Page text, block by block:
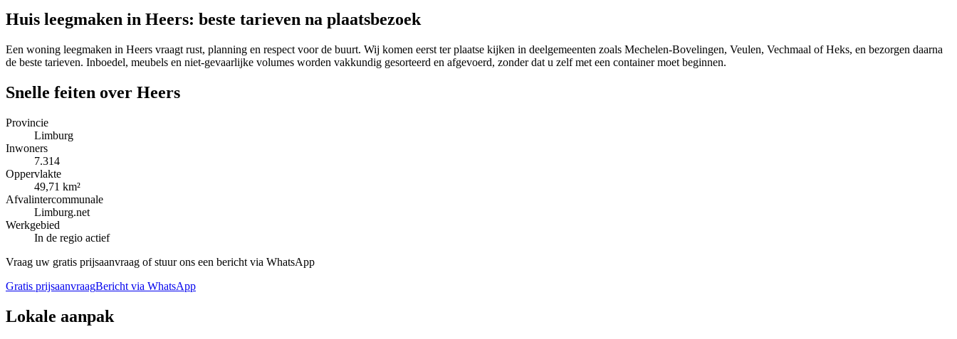
Huis leegmaken in Heers: beste tarieven na plaatsbezoek
Een woning leegmaken in Heers vraagt rust, planning en respect voor de buurt. Wij komen eerst ter plaatse kijken in deelgemeenten zoals Mechelen-Bovelingen, Veulen, Vechmaal of Heks, en bezorgen daarna
de beste tarieven. Inboedel, meubels en niet-gevaarlijke volumes worden vakkundig gesorteerd en afgevoerd, zonder dat u zelf met een container moet beginnen.
Snelle feiten over Heers
Provincie
Limburg
Inwoners
7.314
Oppervlakte
49,71 km²
Afvalintercommunale
Limburg.net
Werkgebied
In de regio actief
Vraag uw gratis prijsaanvraag of stuur ons een bericht via WhatsApp
Gratis prijsaanvraagBericht via WhatsApp
Lokale aanpak